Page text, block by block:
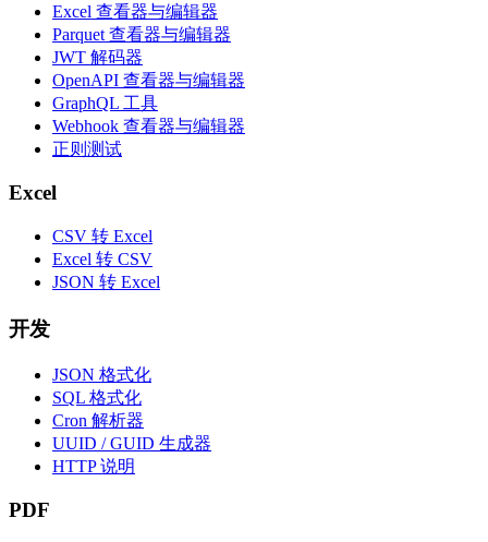
Excel 查看器与编辑器
Parquet 查看器与编辑器
JWT 解码器
OpenAPI 查看器与编辑器
GraphQL 工具
Webhook 查看器与编辑器
正则测试
Excel
CSV 转 Excel
Excel 转 CSV
JSON 转 Excel
开发
JSON 格式化
SQL 格式化
Cron 解析器
UUID / GUID 生成器
HTTP 说明
PDF